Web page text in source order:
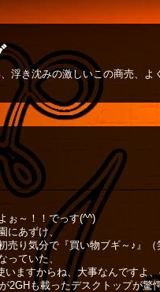
浮き沈みの激しいこの商売、
ぉ～！！でっす(^^)
にあずけ、
り気分で『買い物ブギ～♪』（
っていた、
ますからね、大事なんですよ、
2GHも載ったデスクトップが驚